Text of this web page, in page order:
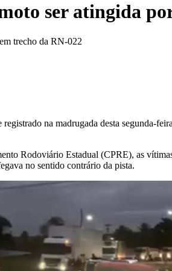
ser atingida
trecho da RN-022
registrado na madrugada desta
Rodoviário Estadual (CPRE), as
no sentido contrário da pista.